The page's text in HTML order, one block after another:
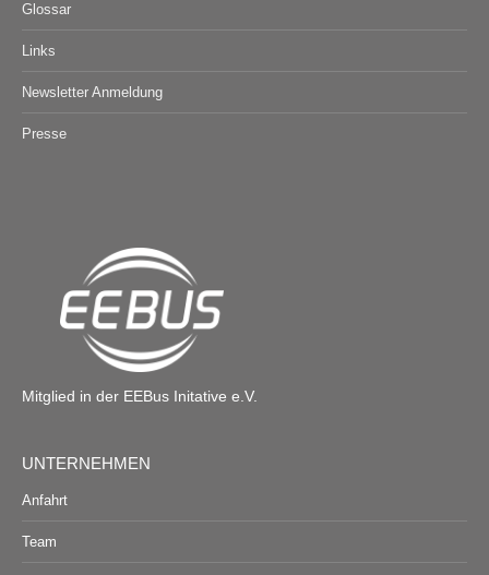
Glossar
Links
Newsletter Anmeldung
Presse
Mitglied in der EEBus Initative e.V.
UNTERNEHMEN
Anfahrt
Team